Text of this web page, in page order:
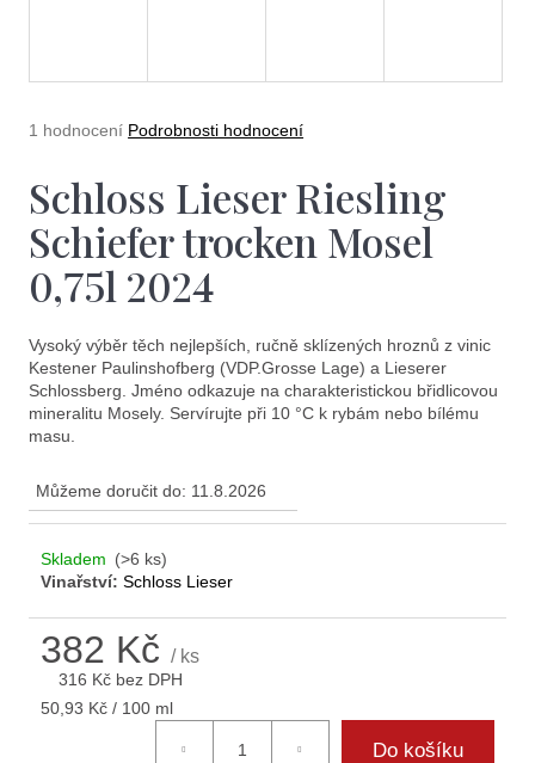
Průměrné
je
5,0
z
5
hvězdiček.
1 hodnocení Podrobnosti hodnocení
Schloss Lieser Riesling
Schiefer trocken Mosel
0,75l 2024
Vysoký výběr těch nejlepších, ručně sklízených hroznů z vinic
Kestener Paulinshofberg (VDP.Grosse Lage) a Lieserer
Schlossberg. Jméno odkazuje na charakteristickou břidlicovou
mineralitu Mosely. Servírujte při 10 °C k rybám nebo bílému
masu.
Můžeme doručit do: 11.8.2026
Skladem (>6 ks)
Vinařství:Schloss Lieser
382 Kč/ ks
316 Kč bez DPH
Měrná
50,93 Kč / 100 ml
Do košíku
e
n
j
í
t
?
p